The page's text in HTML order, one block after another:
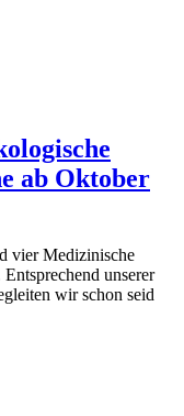
ab Oktober
vier Medizinische
unserer
wir schon seid